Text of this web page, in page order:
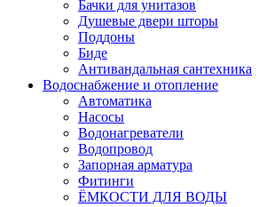
Бачки для унитазов
Душевые двери шторы
Поддоны
Биде
Антивандальная сантехника
Водоснабжение и отопление
Автоматика
Насосы
Водонагреватели
Водопровод
Запорная арматура
Фитинги
ЁМКОСТИ ДЛЯ ВОДЫ